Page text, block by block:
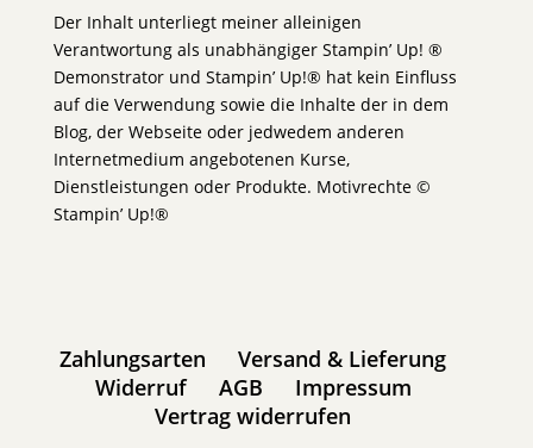
Der Inhalt unterliegt meiner alleinigen
Verantwortung als unabhängiger Stampin’ Up! ®
Demonstrator und Stampin’ Up!® hat kein Einfluss
auf die Verwendung sowie die Inhalte der in dem
Blog, der Webseite oder jedwedem anderen
Internetmedium angebotenen Kurse,
Dienstleistungen oder Produkte. Motivrechte ©
Stampin’ Up!®
Zahlungsarten
Versand & Lieferung
Widerruf
AGB
Impressum
Vertrag widerrufen